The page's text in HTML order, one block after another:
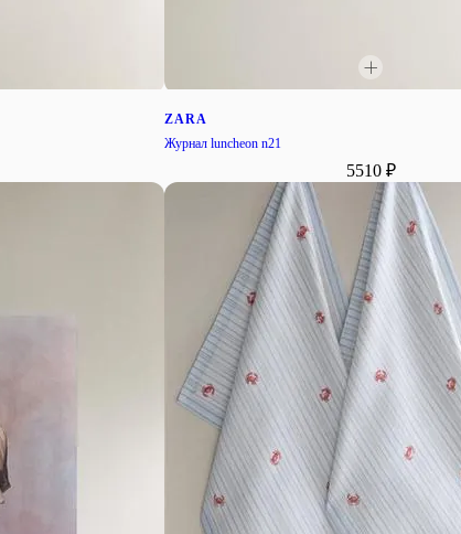
ZARA
Журнал luncheon n21
5510 ₽